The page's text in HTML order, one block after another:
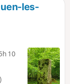
les-
10